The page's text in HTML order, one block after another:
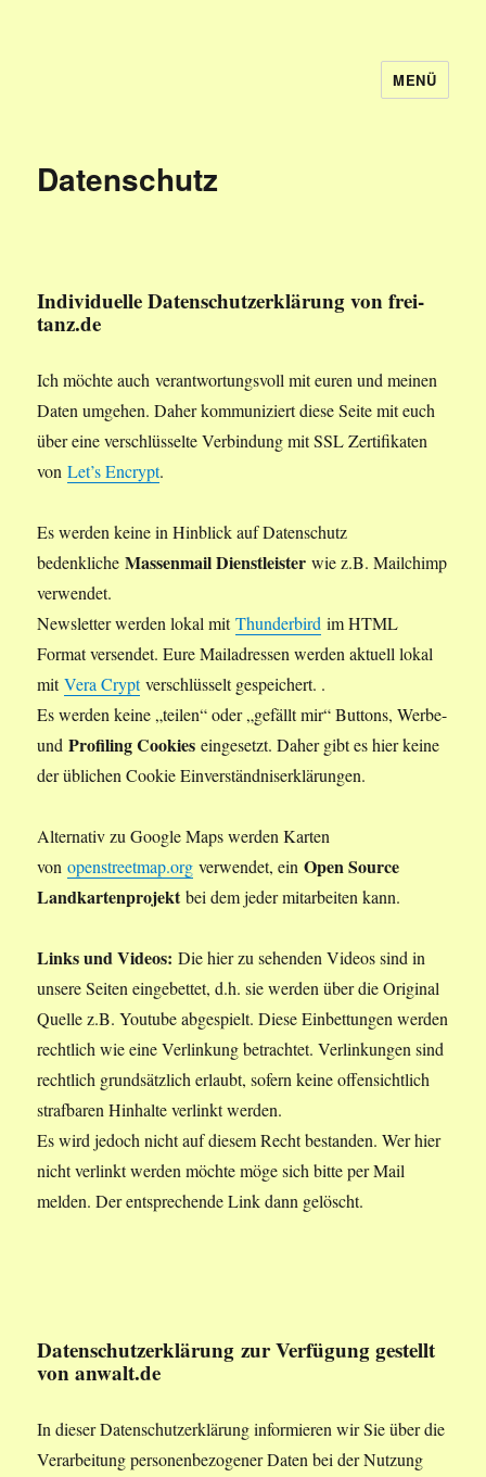
MENÜ
Datenschutz
Individuelle Datenschutzerklärung von frei-
tanz.de
Ich möchte auch verantwortungsvoll mit euren und meinen
Daten umgehen. Daher kommuniziert diese Seite mit euch
über eine verschlüsselte Verbindung mit SSL Zertifikaten
vonLet’s Encrypt.
Es werden keine in Hinblick auf Datenschutz
bedenklicheMassenmail Dienstleister wie z.B. Mailchimp
verwendet.
Newsletter werden lokal mitThunderbird im HTML
Format versendet. Eure Mailadressen werden aktuell lokal
mitVera Cryptverschlüsselt gespeichert. .
Es werden keine „teilen“ oder „gefällt mir“ Buttons, Werbe-
undProfiling Cookies eingesetzt. Daher gibt es hier keine
der üblichen Cookie Einverständniserklärungen.
Alternativ zu Google Maps werden Karten
vonopenstreetmap.org verwendet, einOpen Source
Landkartenprojektbei dem jeder mitarbeiten kann.
Links und Videos: Die hier zu sehenden Videos sind in
unsere Seiten eingebettet, d.h. sie werden über die Original
Quelle z.B. Youtube abgespielt. Diese Einbettungen werden
rechtlich wie eine Verlinkung betrachtet. Verlinkungen sind
rechtlich grundsätzlich erlaubt, sofern keine offensichtlich
strafbaren Hinhalte verlinkt werden.
Es wird jedoch nicht auf diesem Recht bestanden. Wer hier
nicht verlinkt werden möchte möge sich bitte per Mail
melden. Der entsprechende Link dann gelöscht.
Datenschutzerklärung zur Verfügung gestellt
von anwalt.de
In dieser Datenschutzerklärung informieren wir Sie über die
Verarbeitung personenbezogener Daten bei der Nutzung